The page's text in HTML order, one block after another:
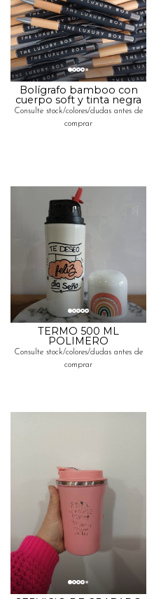
Bolígrafo bamboo con
cuerpo soft y tinta negra
Consulte stock/colores/dudas antes de
comprar
TERMO 500 ML
POLIMERO
Consulte stock/colores/dudas antes de
comprar